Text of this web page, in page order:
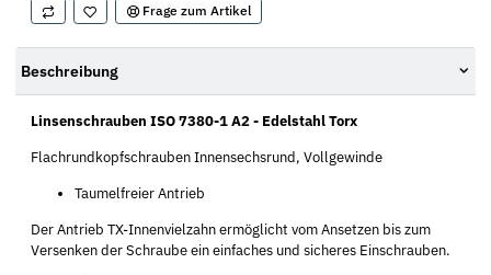
Frage zum Artikel
Beschreibung
Linsenschrauben ISO 7380-1 A2 - Edelstahl Torx
Flachrundkopfschrauben Innensechsrund, Vollgewinde
Taumelfreier Antrieb
Der Antrieb TX-Innenvielzahn ermöglicht vom Ansetzen bis zum
Versenken der Schraube ein einfaches und sicheres Einschrauben.